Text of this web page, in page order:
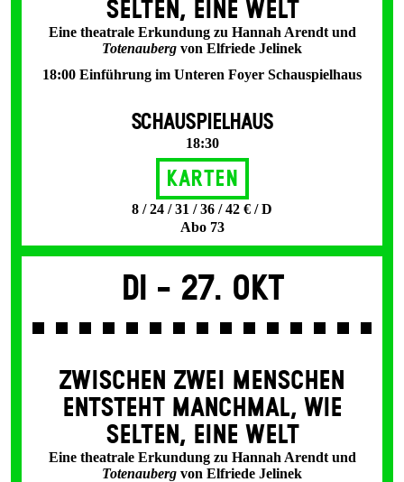
SELTEN, EINE WELT
Eine theatrale Erkundung zu Hannah Arendt und
Totenauberg von Elfriede Jelinek
18:00 Einführung im Unteren Foyer Schauspielhaus
SCHAUSPIELHAUS
18:30
Karten
8 / 24 / 31 / 36 / 42 € / D
Abo 73
Di - 27. Okt
ZWISCHEN ZWEI MENSCHEN
ENT­STEHT MANCH­MAL, WIE
SELTEN, EINE WELT
Eine theatrale Erkundung zu Hannah Arendt und
Totenauberg von Elfriede Jelinek